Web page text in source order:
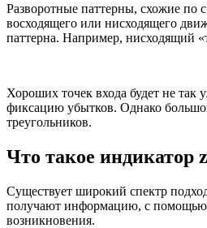
Разворотные паттерны, схожие по
восходящего или нисходящего
паттерна. Например, нисходящий
Хороших точек входа будет не так
фиксацию убытков. Однако
треугольников.
Что такое индикатор
Существует широкий спектр
получают информацию, с помощью
возникновения.